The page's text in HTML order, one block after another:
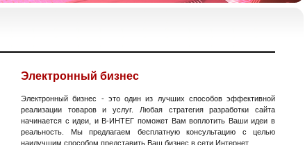
Электронный бизнес
Электронный бизнес - это один из лучших способов эффективной
реализации товаров и услуг. Любая стратегия разработки сайта
начинается с идеи, и В-ИНТЕГ поможет Вам воплотить Ваши идеи в
реальность. Мы предлагаем бесплатную консультацию с целью
наилучшим способом представить Ваш бизнес в сети Интернет.